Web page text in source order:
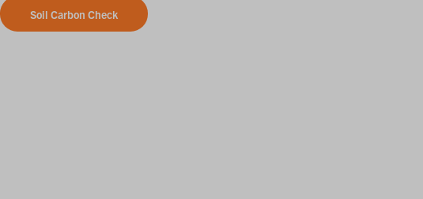
Soil Carbon Check